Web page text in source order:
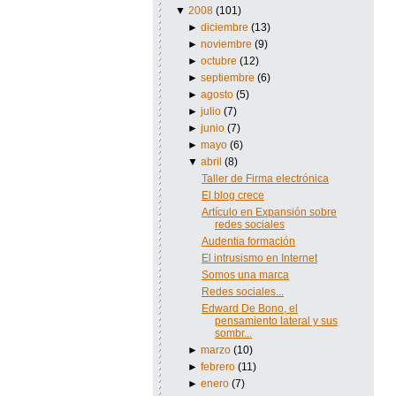
▼ 2008 (101)
►diciembre(13)
►noviembre(9)
►octubre(12)
►septiembre(6)
►agosto(5)
►julio(7)
►junio(7)
►mayo(6)
▼abril(8)
Taller de Firma electrónica
El blog crece
Artículo en Expansión sobre
redes sociales
Audentia formación
El intrusismo en Internet
Somos una marca
Redes sociales...
Edward De Bono, el
pensamiento lateral y sus
sombr...
►marzo(10)
►febrero(11)
►enero(7)